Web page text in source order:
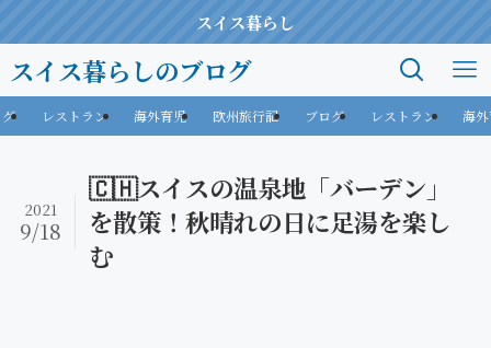
スイス暮らし
スイス暮らしのブログ
レストラン 海外育児 欧州旅行記 ブログ レストラン 海
🇨🇭スイスの温泉地「バーデン」
を散策！秋晴れの日に足湯を楽し
む
2021
9/18